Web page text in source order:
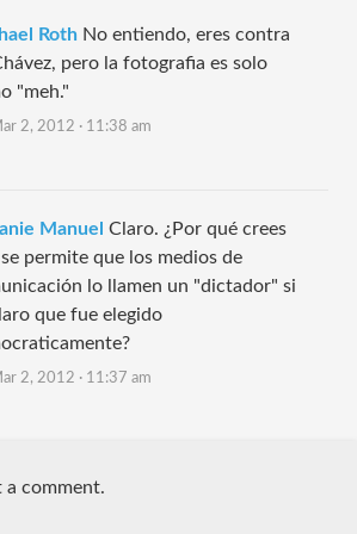
Roth No entiendo, eres contra
pero la fotografia es solo
"meh."
2, 2012 · 11:38 am
Manuel Claro. ¿Por qué crees
permite que los medios de
lo llamen un "dictador" si
que fue elegido
2, 2012 · 11:37 am
a comment.